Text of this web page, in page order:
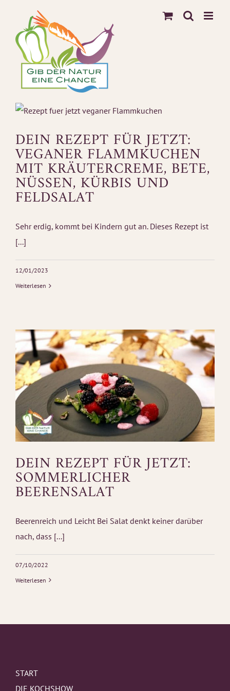
springen
DEIN REZEPT FÜR JETZT:
VEGANER FLAMMKUCHEN
MIT KRÄUTERCREME, BETE,
NÜSSEN, KÜRBIS UND
FELDSALAT
Sehr erdig, kommt bei Kindern gut an. Dieses Rezept ist
[...]
12/01/2023
Weiterlesen
DEIN REZEPT FÜR JETZT:
SOMMERLICHER
BEERENSALAT
Beerenreich und Leicht Bei Salat denkt keiner darüber
nach, dass [...]
07/10/2022
Weiterlesen
START
DIE KOCHSHOW